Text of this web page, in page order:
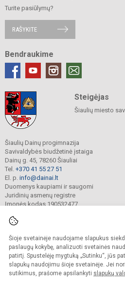
Šioje svetainėje naudojame slapukus
paslaugų kokybę, analizuoti svetainės
patirtį. Spustelėję mygtuką „Sutinku“, jūs
slapukų naudojimu šioje svetainėje. Jei
sutikimus, prašome apsilankyti slapukų
Turite pasiūlymų?
RAŠYKITE
Bendraukime
Steigėjas
Šiaulių miesto
Šiaulių Dainų progimnazija
Savivaldybės biudžetinė įstaiga
Dainų g. 45, 78260 Šiauliai
Tel. +370 41 55 27 51
El. p. info@dainai.lt
Duomenys kaupiami ir saugomi
Juridinių asmenų registre
Įmonės kodas 190532477
© 2023. Šiaulių Dainų
Kopijuoti turinį be raštiško gimnazijos
Prieinamumo paraiška
Sumanus būdas atnaujinti